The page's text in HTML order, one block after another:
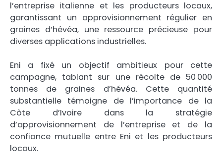
l’entreprise italienne et les producteurs locaux,
garantissant un approvisionnement régulier en
graines d’hévéa, une ressource précieuse pour
diverses applications industrielles.
Eni a fixé un objectif ambitieux pour cette
campagne, tablant sur une récolte de 50 000
tonnes de graines d’hévéa. Cette quantité
substantielle témoigne de l’importance de la
Côte d’Ivoire dans la stratégie
d’approvisionnement de l’entreprise et de la
confiance mutuelle entre Eni et les producteurs
locaux.